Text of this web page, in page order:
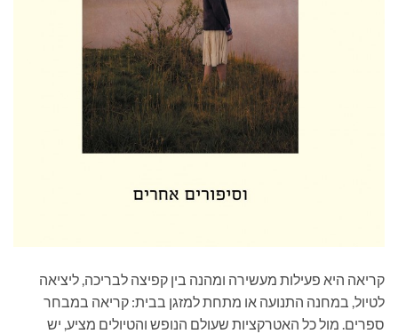
קריאה היא פעילות מעשירה ומהנה בין קפיצה לבריכה, ליציאה
לטיול, במחנה התנועה או מתחת למזגן בבית: קריאה במבחר
ספרים. מול כל האטרקציות שעולם הנופש והטיולים מציע, יש